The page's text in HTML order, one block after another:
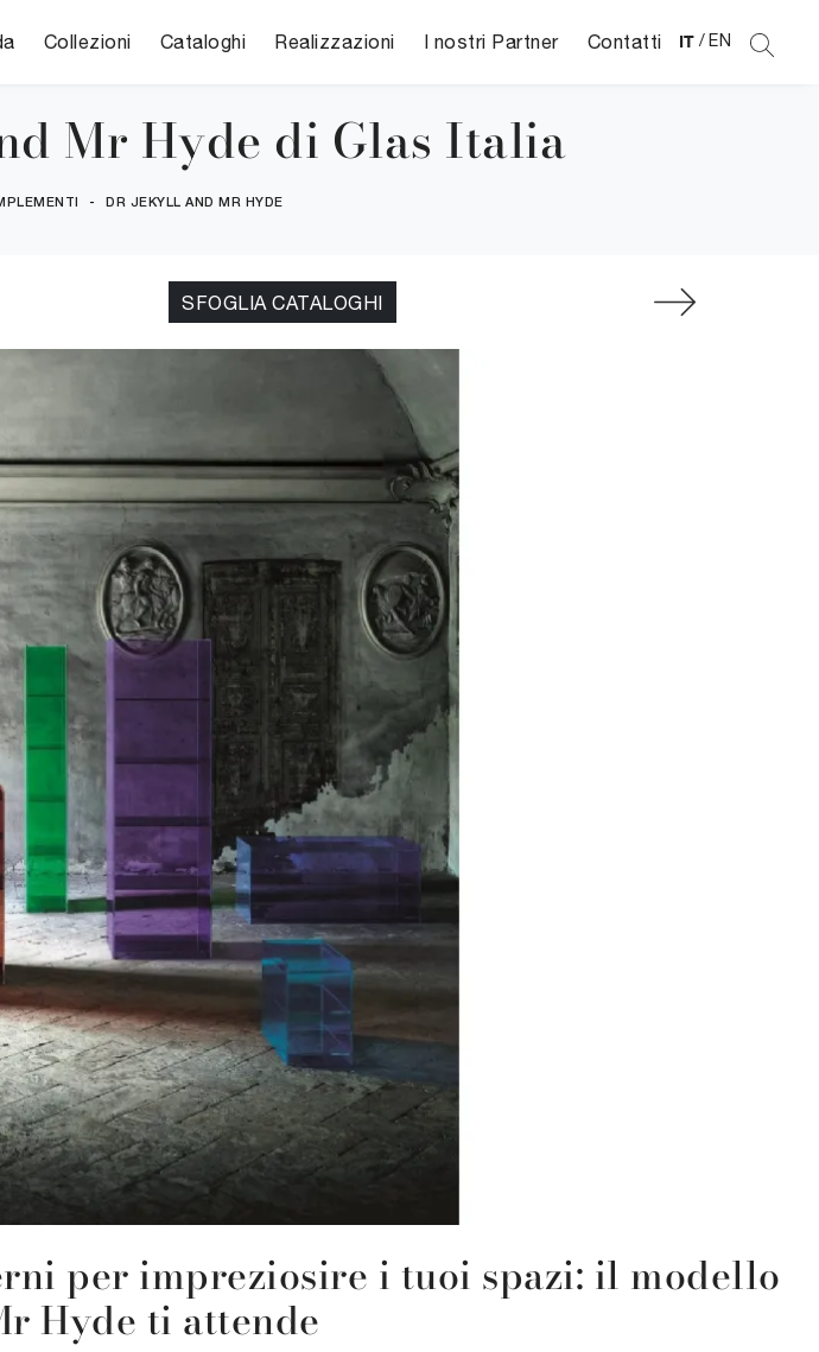
Collezioni Cataloghi Realizzazioni I nostri Partner Contatti IT / EN
Mr Hyde di Glas Italia
- DR JEKYLL AND MR HYDE
SFOGLIA CATALOGHI
per impreziosire i tuoi spazi: il modello
Hyde ti attende